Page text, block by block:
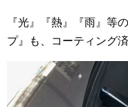
『光』『熱』『雨』等
プ』も、コーティング済